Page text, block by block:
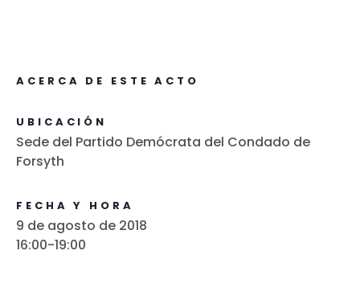
ACERCA DE ESTE ACTO
UBICACIÓN
Sede del Partido Demócrata del Condado de
Forsyth
FECHA Y HORA
9 de agosto de 2018
16:00-19:00